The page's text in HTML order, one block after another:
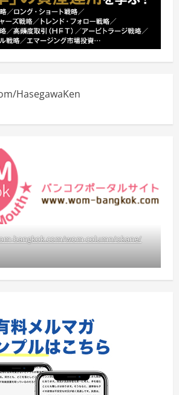
HasegawaKen
bangkok.com/wom-column/okane/